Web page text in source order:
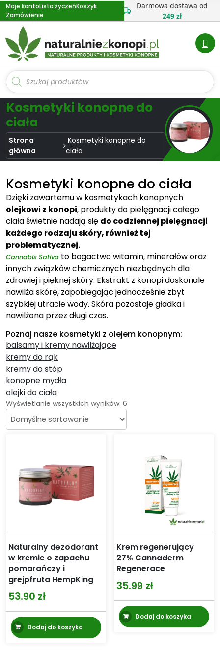
Przejdź
do
treści
Moje kontoLista życzeńKoszyk
Zamówienie
Darmowa dostawa od
249 zł
Wyszukiwarka
produktów
Kosmetyki konopne do
ciała
Strona
główna
Kosmetyki konopne do
ciała
Kosmetyki konopne do ciała
Dzięki zawartemu w kosmetykach konopnych
olejkowi z konopi, produkty do pielęgnacji całego
ciała świetnie nadają się do codziennej pielęgnacji
każdego rodzaju skóry, również tej
problematycznej.
Cannabis Sativa to bogactwo witamin, minerałów oraz
innych związków chemicznych niezbędnych dla
zdrowiej i pięknej skóry. Ekstrakt z konopi doskonale
nawilża skórę, zapobiegając jednocześnie zbyt
szybkiej utracie wody. Skóra pozostaje gładka i
nawilżona przez długi czas.
Poznaj nasze kosmetyki z olejem konopnym:
balsamy i kremy nawilżające
kremy do rąk
kremy do stóp
konopne mydła
olejki do ciała
Wyświetlanie wszystkich wyników: 6
Naturalny dezodorant
w kremie o zapachu
pomarańczy i
grejpfruta HempKing
53.90 zł
Dodaj do koszyka
Krem regenerujący
27% Cannaderm
Regenerace
35.99 zł
Dodaj do koszyka